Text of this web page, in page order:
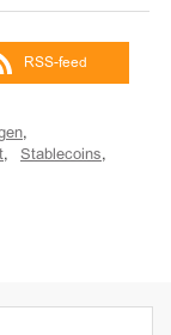
RSS-feed
,
, Stablecoins,